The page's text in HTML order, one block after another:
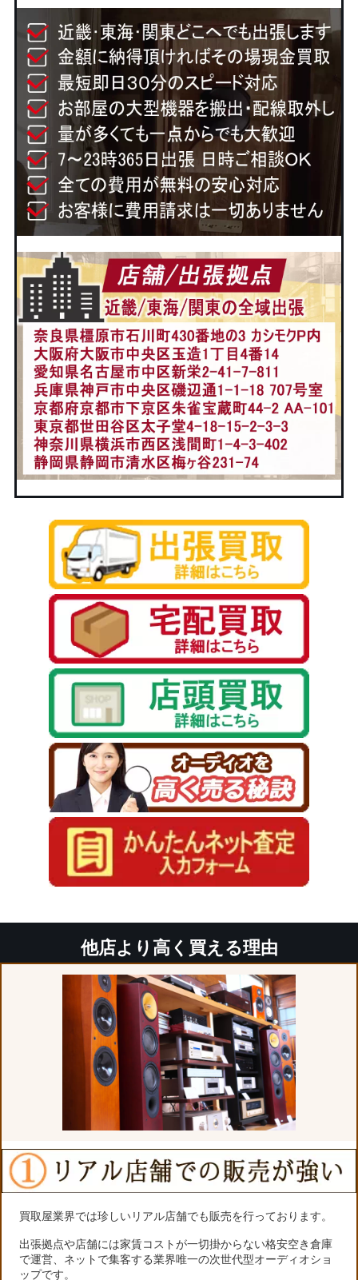
他店より高く買える理由
買取屋業界では珍しいリアル店舗でも販売を行っております。
出張拠点や店舗には家賃コストが一切掛からない格安空き倉庫
で運営、ネットで集客する業界唯一の次世代型オーディオショ
ップです。